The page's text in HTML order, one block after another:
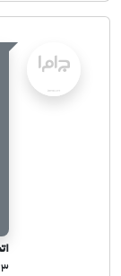
۳ ساعت از حال